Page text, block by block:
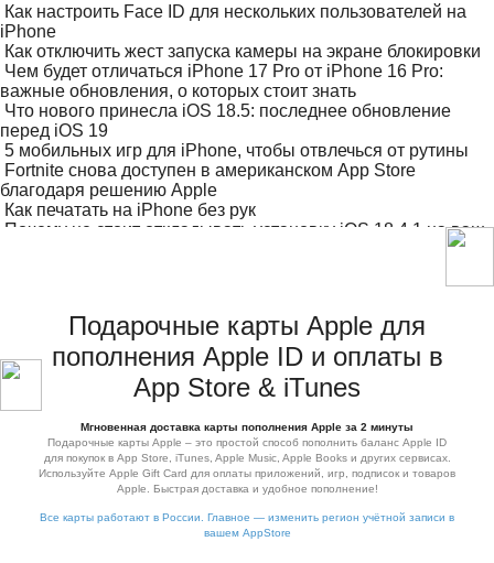
Как настроить Face ID для нескольких пользователей на
iPhone
Как отключить жест запуска камеры на экране блокировки
Чем будет отличаться iPhone 17 Pro от iPhone 16 Pro:
важные обновления, о которых стоит знать
Что нового принесла iOS 18.5: последнее обновление
перед iOS 19
5 мобильных игр для iPhone, чтобы отвлечься от рутины
Fortnite снова доступен в американском App Store
благодаря решению Apple
Как печатать на iPhone без рук
Почему не стоит откладывать установку iOS 18.4.1 на ваш
Подарочные карты Apple для
пополнения Apple ID и оплаты в
App Store & iTunes
Мгновенная доставка карты пополнения Apple за 2 минуты
Подарочные карты Apple – это простой способ пополнить баланс Apple ID
для покупок в App Store, iTunes, Apple Music, Apple Books и других сервисах.
Используйте Apple Gift Card для оплаты приложений, игр, подписок и товаров
Apple. Быстрая доставка и удобное пополнение!
Все карты работают в России. Главное — изменить регион учётной записи в
вашем AppStore